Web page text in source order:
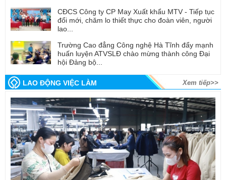
CĐCS Công ty CP May Xuất khẩu MTV - Tiếp tục
đổi mới, chăm lo thiết thực cho đoàn viên, người
lao...
Trường Cao đẳng Công nghệ Hà Tĩnh đẩy mạnh
huấn luyện ATVSLĐ chào mừng thành công Đại
hội Đảng bộ...
LAO ĐỘNG VIỆC LÀM Xem tiếp>>